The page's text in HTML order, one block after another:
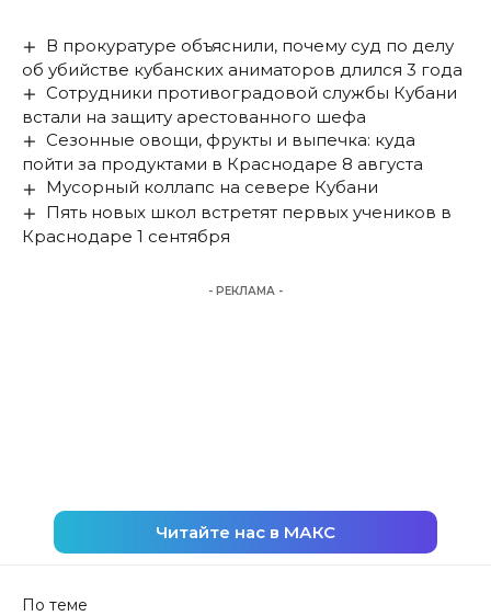
В прокуратуре объяснили, почему суд по делу
об убийстве кубанских аниматоров длился 3 года
Сотрудники противоградовой службы Кубани
встали на защиту арестованного шефа
Сезонные овощи, фрукты и выпечка: куда
пойти за продуктами в Краснодаре 8 августа
Мусорный коллапс на севере Кубани
Пять новых школ встретят первых учеников в
Краснодаре 1 сентября
- РЕКЛАМА -
Читайте нас в МАКС
По теме